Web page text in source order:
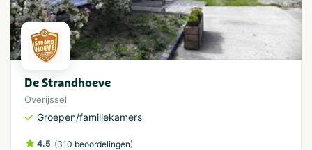
De Strandhoeve
Overijssel
Groepen/familiekamers
4.5 (310 beoordelingen)